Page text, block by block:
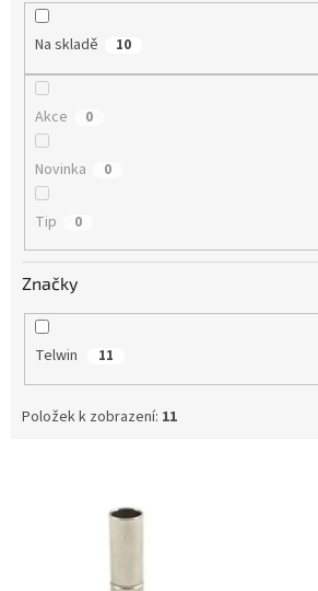
Na skladě 10
Akce 0
Novinka 0
Tip 0
Značky
Telwin 11
Položek k zobrazení: 11